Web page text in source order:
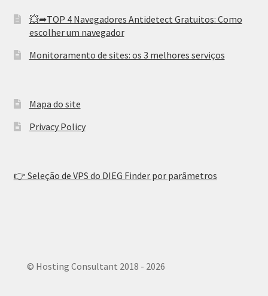
💥➦TOP 4 Navegadores Antidetect Gratuitos: Como
escolher um navegador
Monitoramento de sites: os 3 melhores serviços
Mapa do site
Privacy Policy
👉 Seleção de VPS do DIEG Finder por parâmetros
© Hosting Consultant 2018 - 2026